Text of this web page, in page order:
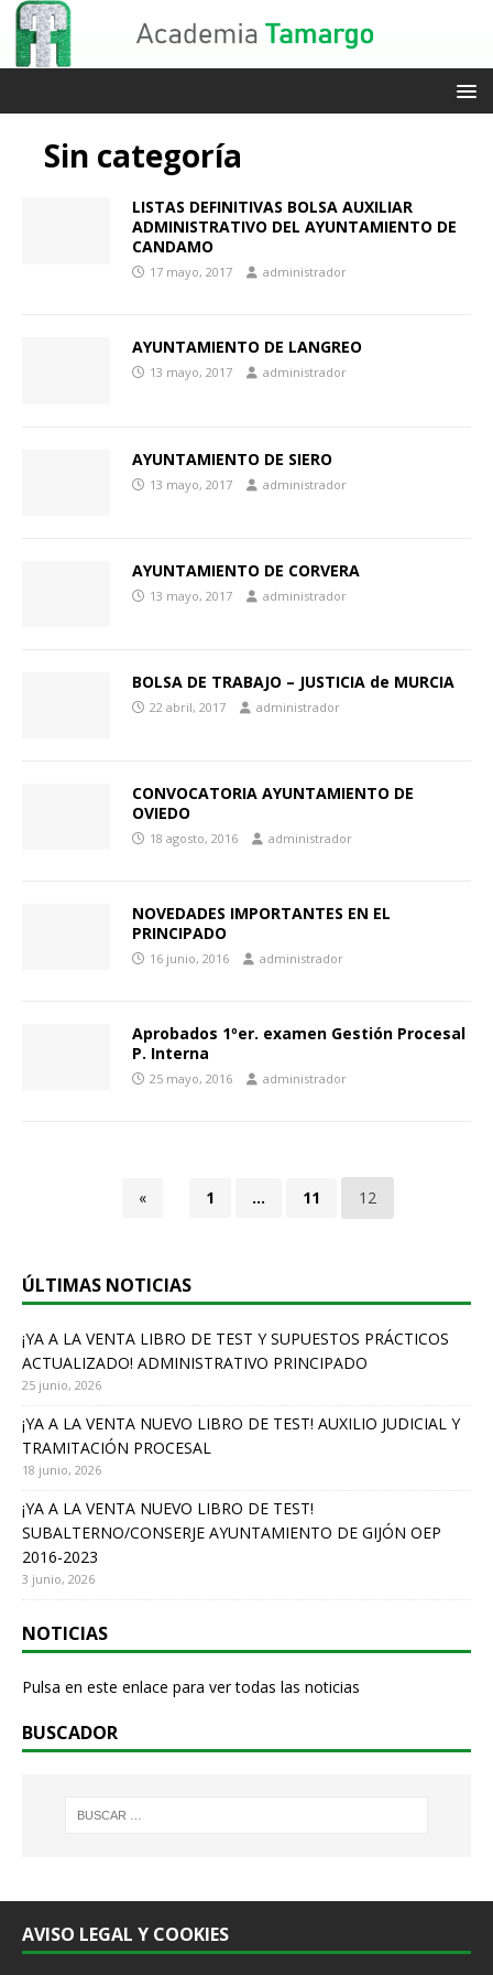
Sin categoría
LISTAS DEFINITIVAS BOLSA AUXILIAR
ADMINISTRATIVO DEL AYUNTAMIENTO DE
CANDAMO
17 mayo, 2017 administrador
AYUNTAMIENTO DE LANGREO
13 mayo, 2017 administrador
AYUNTAMIENTO DE SIERO
13 mayo, 2017 administrador
AYUNTAMIENTO DE CORVERA
13 mayo, 2017 administrador
BOLSA DE TRABAJO – JUSTICIA de MURCIA
22 abril, 2017 administrador
CONVOCATORIA AYUNTAMIENTO DE
OVIEDO
18 agosto, 2016 administrador
NOVEDADES IMPORTANTES EN EL
PRINCIPADO
16 junio, 2016 administrador
Aprobados 1ºer. examen Gestión Procesal
P. Interna
25 mayo, 2016 administrador
« 1 … 11 12
ÚLTIMAS NOTICIAS
¡YA A LA VENTA LIBRO DE TEST Y SUPUESTOS PRÁCTICOS
ACTUALIZADO! ADMINISTRATIVO PRINCIPADO
25 junio, 2026
¡YA A LA VENTA NUEVO LIBRO DE TEST! AUXILIO JUDICIAL Y
TRAMITACIÓN PROCESAL
18 junio, 2026
¡YA A LA VENTA NUEVO LIBRO DE TEST!
SUBALTERNO/CONSERJE AYUNTAMIENTO DE GIJÓN OEP
2016-2023
3 junio, 2026
NOTICIAS
Pulsa en este enlace para ver todas las noticias
BUSCADOR
AVISO LEGAL Y COOKIES